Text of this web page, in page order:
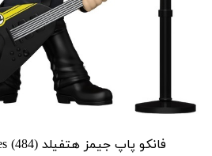
فانکو پاپ جیمز هتفیلد Metallica - James (484)